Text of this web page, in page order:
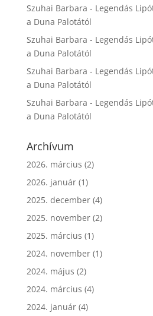
Szuhai Barbara - Legendás
a Duna Palotától
Szuhai Barbara - Legendás
a Duna Palotától
Szuhai Barbara - Legendás
a Duna Palotától
Szuhai Barbara - Legendás
a Duna Palotától
Archívum
2026. március (2)
2026. január(1)
2025. december(4)
2025. november(2)
2025. március (1)
2024. november(1)
2024. május (2)
2024. március (4)
2024. január(4)